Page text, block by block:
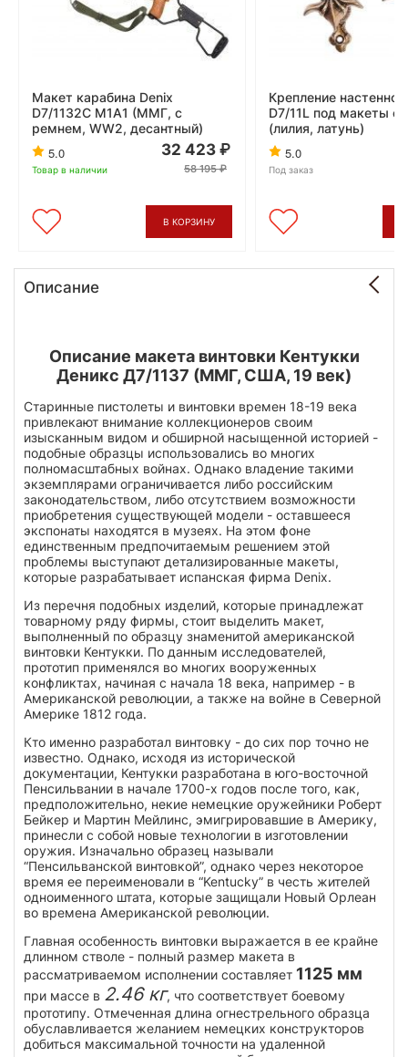
Макет карабина Denix
D7/1132C M1A1 (ММГ, с
ремнем, WW2, десантный)
5.0
Товар в наличии
32 423
58 195
В КОРЗИНУ
Крепление
D7/11L под макеты
(лилия, латунь)
5.0
Под заказ
Описание
Описание макета винтовки Кентукки
Деникс Д7/1137 (ММГ, США, 19 век)
Старинные пистолеты и винтовки времен 18-19 века
привлекают внимание коллекционеров своим
изысканным видом и обширной насыщенной историей -
подобные образцы использовались во многих
полномасштабных войнах. Однако владение такими
экземплярами ограничивается либо российским
законодательством, либо отсутствием возможности
приобретения существующей модели - оставшееся
экспонаты находятся в музеях. На этом фоне
единственным предпочитаемым решением этой
проблемы выступают детализированные макеты,
которые разрабатывает испанская фирма Denix.
Из перечня подобных изделий, которые принадлежат
товарному ряду фирмы, стоит выделить макет,
выполненный по образцу знаменитой американской
винтовки Кентукки. По данным исследователей,
прототип применялся во многих вооруженных
конфликтах, начиная с начала 18 века, например - в
Американской революции, а также на войне в Северной
Америке 1812 года.
Кто именно разработал винтовку - до сих пор точно не
известно. Однако, исходя из исторической
документации, Кентукки разработана в юго-восточной
Пенсильвании в начале 1700-х годов после того, как,
предположительно, некие немецкие оружейники Роберт
Бейкер и Мартин Мейлинс, эмигрировавшие в Америку,
принесли с собой новые технологии в изготовлении
оружия. Изначально образец называли
“Пенсильванской винтовкой”, однако через некоторое
время ее переименовали в “Kentucky” в честь жителей
одноименного штата, которые защищали Новый Орлеан
во времена Американской революции.
Главная особенность винтовки выражается в ее крайне
длинном стволе - полный размер макета в
рассматриваемом исполнении составляет 1125 мм
при массе в 2.46 кг, что соответствует боевому
прототипу. Отмеченная длина огнестрельного образца
обуславливается желанием немецких конструкторов
добиться максимальной точности на удаленной